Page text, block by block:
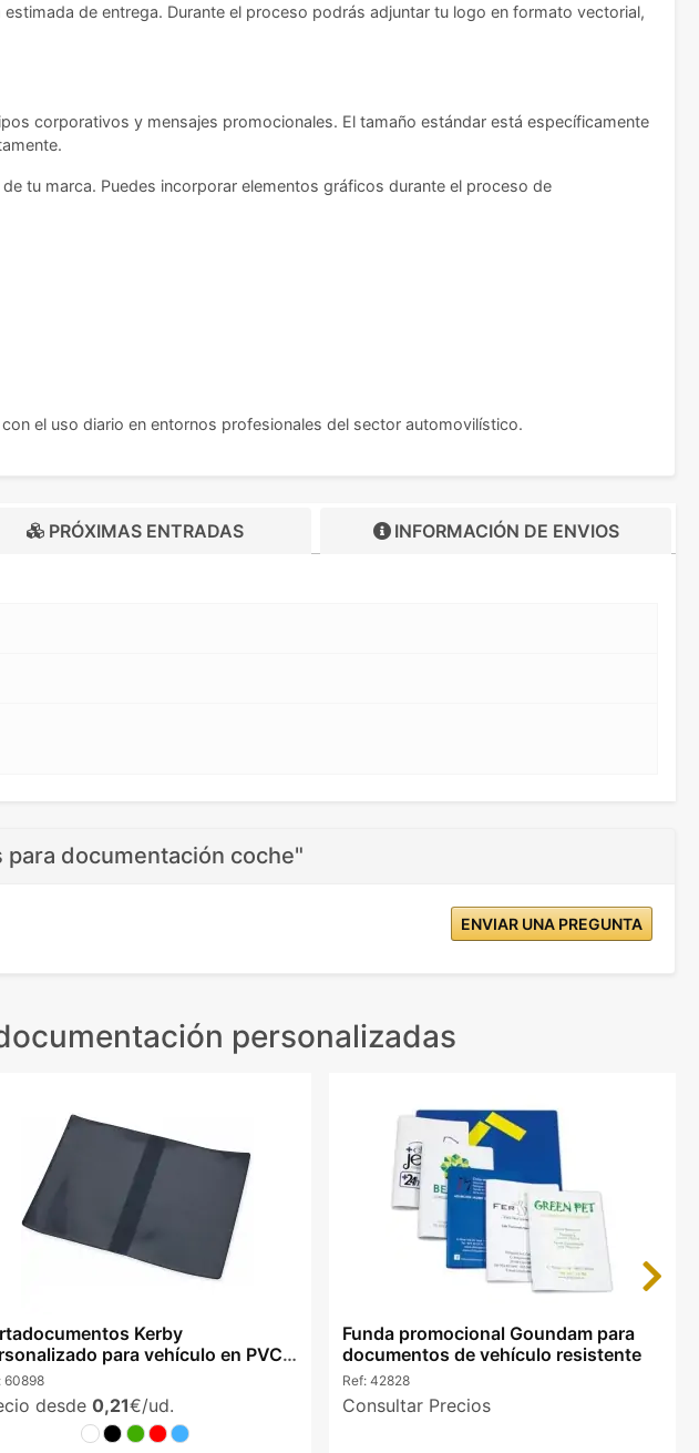
de entrega. Durante el proceso podrás adjuntar tu logo en formato vectorial,
corporativos y mensajes promocionales. El tamaño estándar está específicamente
tu marca. Puedes incorporar elementos gráficos durante el proceso de
el uso diario en entornos profesionales del sector automovilístico.
PRÓXIMAS ENTRADAS INFORMACIÓN DE ENVIOS
para documentación coche"
ENVIAR UNA PREGUNTA
personalizadas
Kerby
para vehículo en PVC
60898
desde 0,21€/ud.
Funda promocional Goundam para
documentos de vehículo resistente
Ref: 42828
Consultar Precios
Next